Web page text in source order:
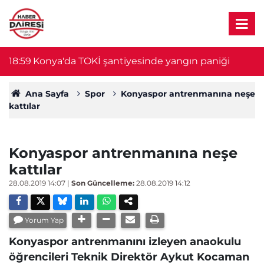
18:59 Konya'da TOKİ şantiyesinde yangın paniği
Ana Sayfa Spor
Konyaspor antrenmanına neşe
kattılar
Konyaspor antrenmanına neşe
kattılar
28.08.2019 14:07 | Son Güncelleme: 28.08.2019 14:12
Yorum Yap
Konyaspor antrenmanını izleyen anaokulu
öğrencileri Teknik Direktör Aykut Kocaman